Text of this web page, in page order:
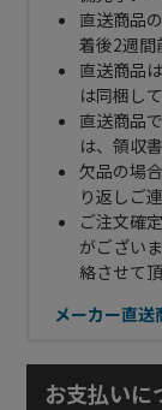
直送商品
着後2週間
直送商品
は同梱し
直送商品
は、領収
欠品の場
り返しご
ご注文確
がござい
絡させて
メーカー直送
お支払いに